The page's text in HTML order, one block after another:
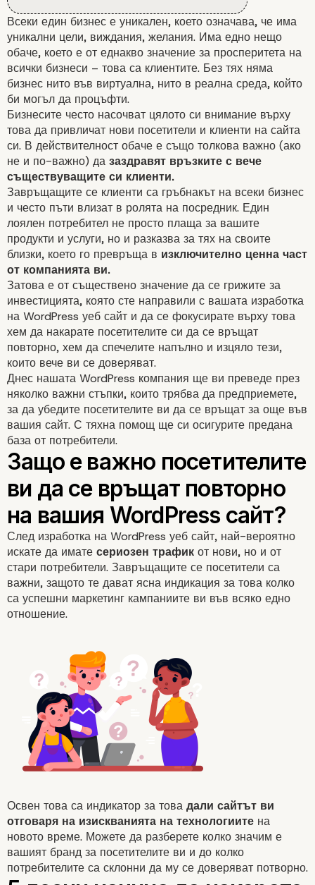
Всеки един бизнес е уникален, което означава, че има
уникални цели, виждания, желания. Има едно нещо
обаче, което е от еднакво значение за просперитета на
всички бизнеси – това са клиентите. Без тях няма
бизнес нито във виртуална, нито в реална среда, който
би могъл да процъфти.
Бизнесите често насочват цялото си внимание върху
това да привличат нови посетители и клиенти на сайта
си. В действителност обаче е също толкова важно (ако
не и по-важно) да заздравят връзките с вече
съществуващите си клиенти.
Завръщащите се клиенти са гръбнакът на всеки бизнес
и често пъти влизат в ролята на посредник. Един
лоялен потребител не просто плаща за вашите
продукти и услуги, но и разказва за тях на своите
близки, което го превръща в изключително ценна част
от компанията ви.
Затова е от съществено значение да се грижите за
инвестицията, която сте направили с вашата изработка
на WordPress уеб сайт и да се фокусирате върху това
хем да накарате посетителите си да се връщат
повторно, хем да спечелите напълно и изцяло тези,
които вече ви се доверяват.
Днес нашата WordPress компания ще ви преведе през
няколко важни стъпки, които трябва да предприемете,
за да убедите посетителите ви да се връщат за още във
вашия сайт. С тяхна помощ ще си осигурите предана
база от потребители.
Защо е важно
ви да се връщат
на вашия WordPress
След изработка на WordPress уеб сайт, най-вероятно
искате да имате сериозен трафик от нови, но и от
стари потребители. Завръщащите се посетители са
важни, защото те дават ясна индикация за това колко
са успешни маркетинг кампаниите ви във всяко едно
отношение.
Освен това са индикатор за това дали сайтът ви
отговаря на изискванията на технологиите на
новото време. Можете да разберете колко значим е
вашият бранд за посетителите ви и до колко
потребителите са склонни да му се доверяват потворно.